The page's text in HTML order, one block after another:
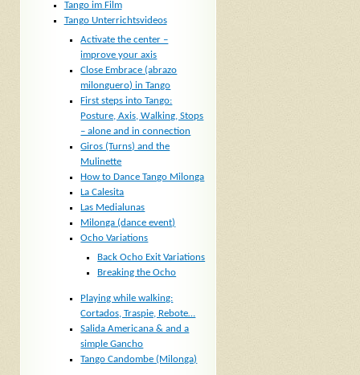
Tango im Film
Tango Unterrichtsvideos
Activate the center –
improve your axis
Close Embrace (abrazo
milonguero) in Tango
First steps into Tango:
Posture, Axis, Walking, Stops
– alone and in connection
Giros (Turns) and the
Mulinette
How to Dance Tango Milonga
La Calesita
Las Medialunas
Milonga (dance event)
Ocho Variations
Back Ocho Exit Variations
Breaking the Ocho
Playing while walking:
Cortados, Traspie, Rebote…
Salida Americana & and a
simple Gancho
Tango Candombe (Milonga)